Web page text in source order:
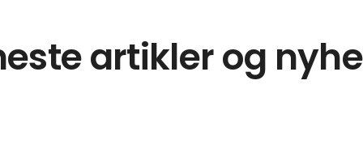
artikler og